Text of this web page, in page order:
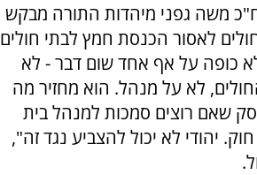
משה גפני מיהדות התורה מבקש
לאסור הכנסת חמץ לבתי חולים
כופה על אף אחד שום דבר - לא
לא על מנהל. הוא מחזיר מה
שאם רוצים סמכות למנהל בית
יהודי לא יכול להצביע נגד זה",